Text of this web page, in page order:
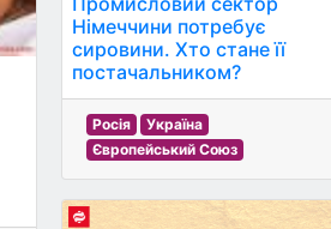
Німеччини потребує
сировини. Хто стане її
постачальником?
Росія
Україна
Європейський Союз